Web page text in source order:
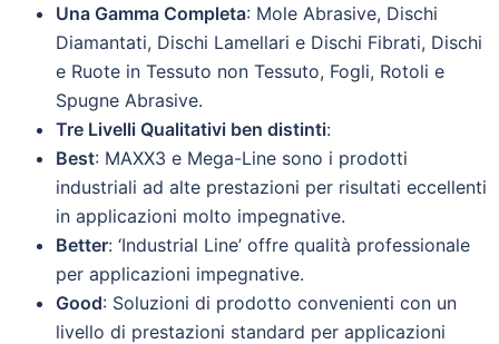
Una Gamma Completa: Mole Abrasive, Dischi
Diamantati, Dischi Lamellari e Dischi Fibrati, Dischi
e Ruote in Tessuto non Tessuto, Fogli, Rotoli e
Spugne Abrasive.
Tre Livelli Qualitativi ben distinti:
Best: MAXX3 e Mega-Line sono i prodotti
industriali ad alte prestazioni per risultati eccellenti
in applicazioni molto impegnative.
Better: ‘Industrial Line’ offre qualità professionale
per applicazioni impegnative.
Good: Soluzioni di prodotto convenienti con un
livello di prestazioni standard per applicazioni